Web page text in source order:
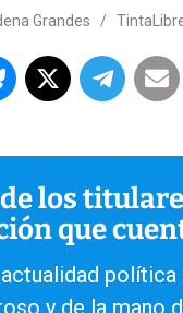
Grandes /
los
que
política